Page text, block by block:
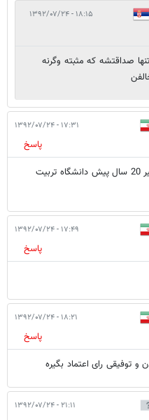
۱۸:۱۵ - ۱۳۹۲/۰۷/۲۴
صداقتشه که مثبته وگرنه
۱۷:۳۱ - ۱۳۹۲/۰۷/۲۴
پاسخ
درود بر استاد توفیقی...دکتر جان یادت بخیر 20 سال پیش دانشگاه تربیت
۱۷:۴۹ - ۱۳۹۲/۰۷/۲۴
پاسخ
۱۸:۲۱ - ۱۳۹۲/۰۷/۲۴
پاسخ
و توفیقی رای اعتماد بگیره
۲۱:۱۱ - ۱۳۹۲/۰۷/۲۴